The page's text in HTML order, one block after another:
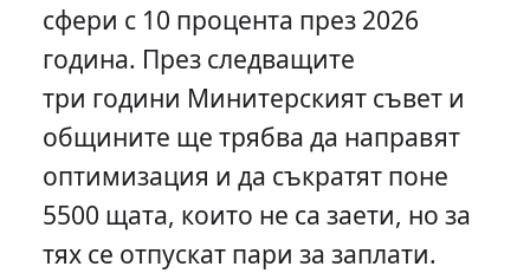
сфери с 10 процента през 2026
година. През следващите
три години Минитерският съвет и
общините ще трябва да направят
оптимизация и да съкратят поне
5500 щата, които не са заети, но за
тях се отпускат пари за заплати.